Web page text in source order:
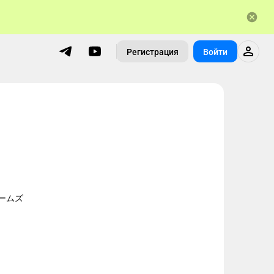
Регистрация Войти
ムズ